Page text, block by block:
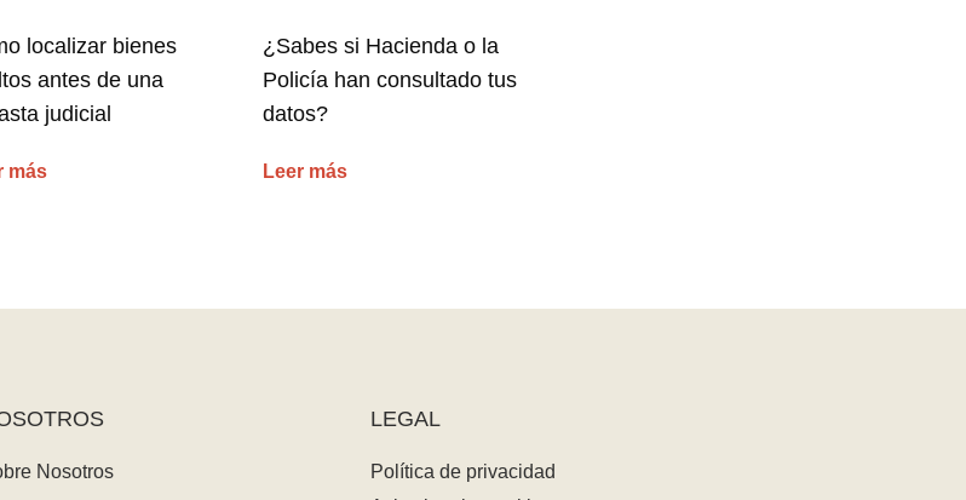
localizar bienes
antes de una
judicial
más
¿Sabes si Hacienda o la
Policía han consultado tus
datos?
Leer más
Nosotros
LEGAL
Política de privacidad